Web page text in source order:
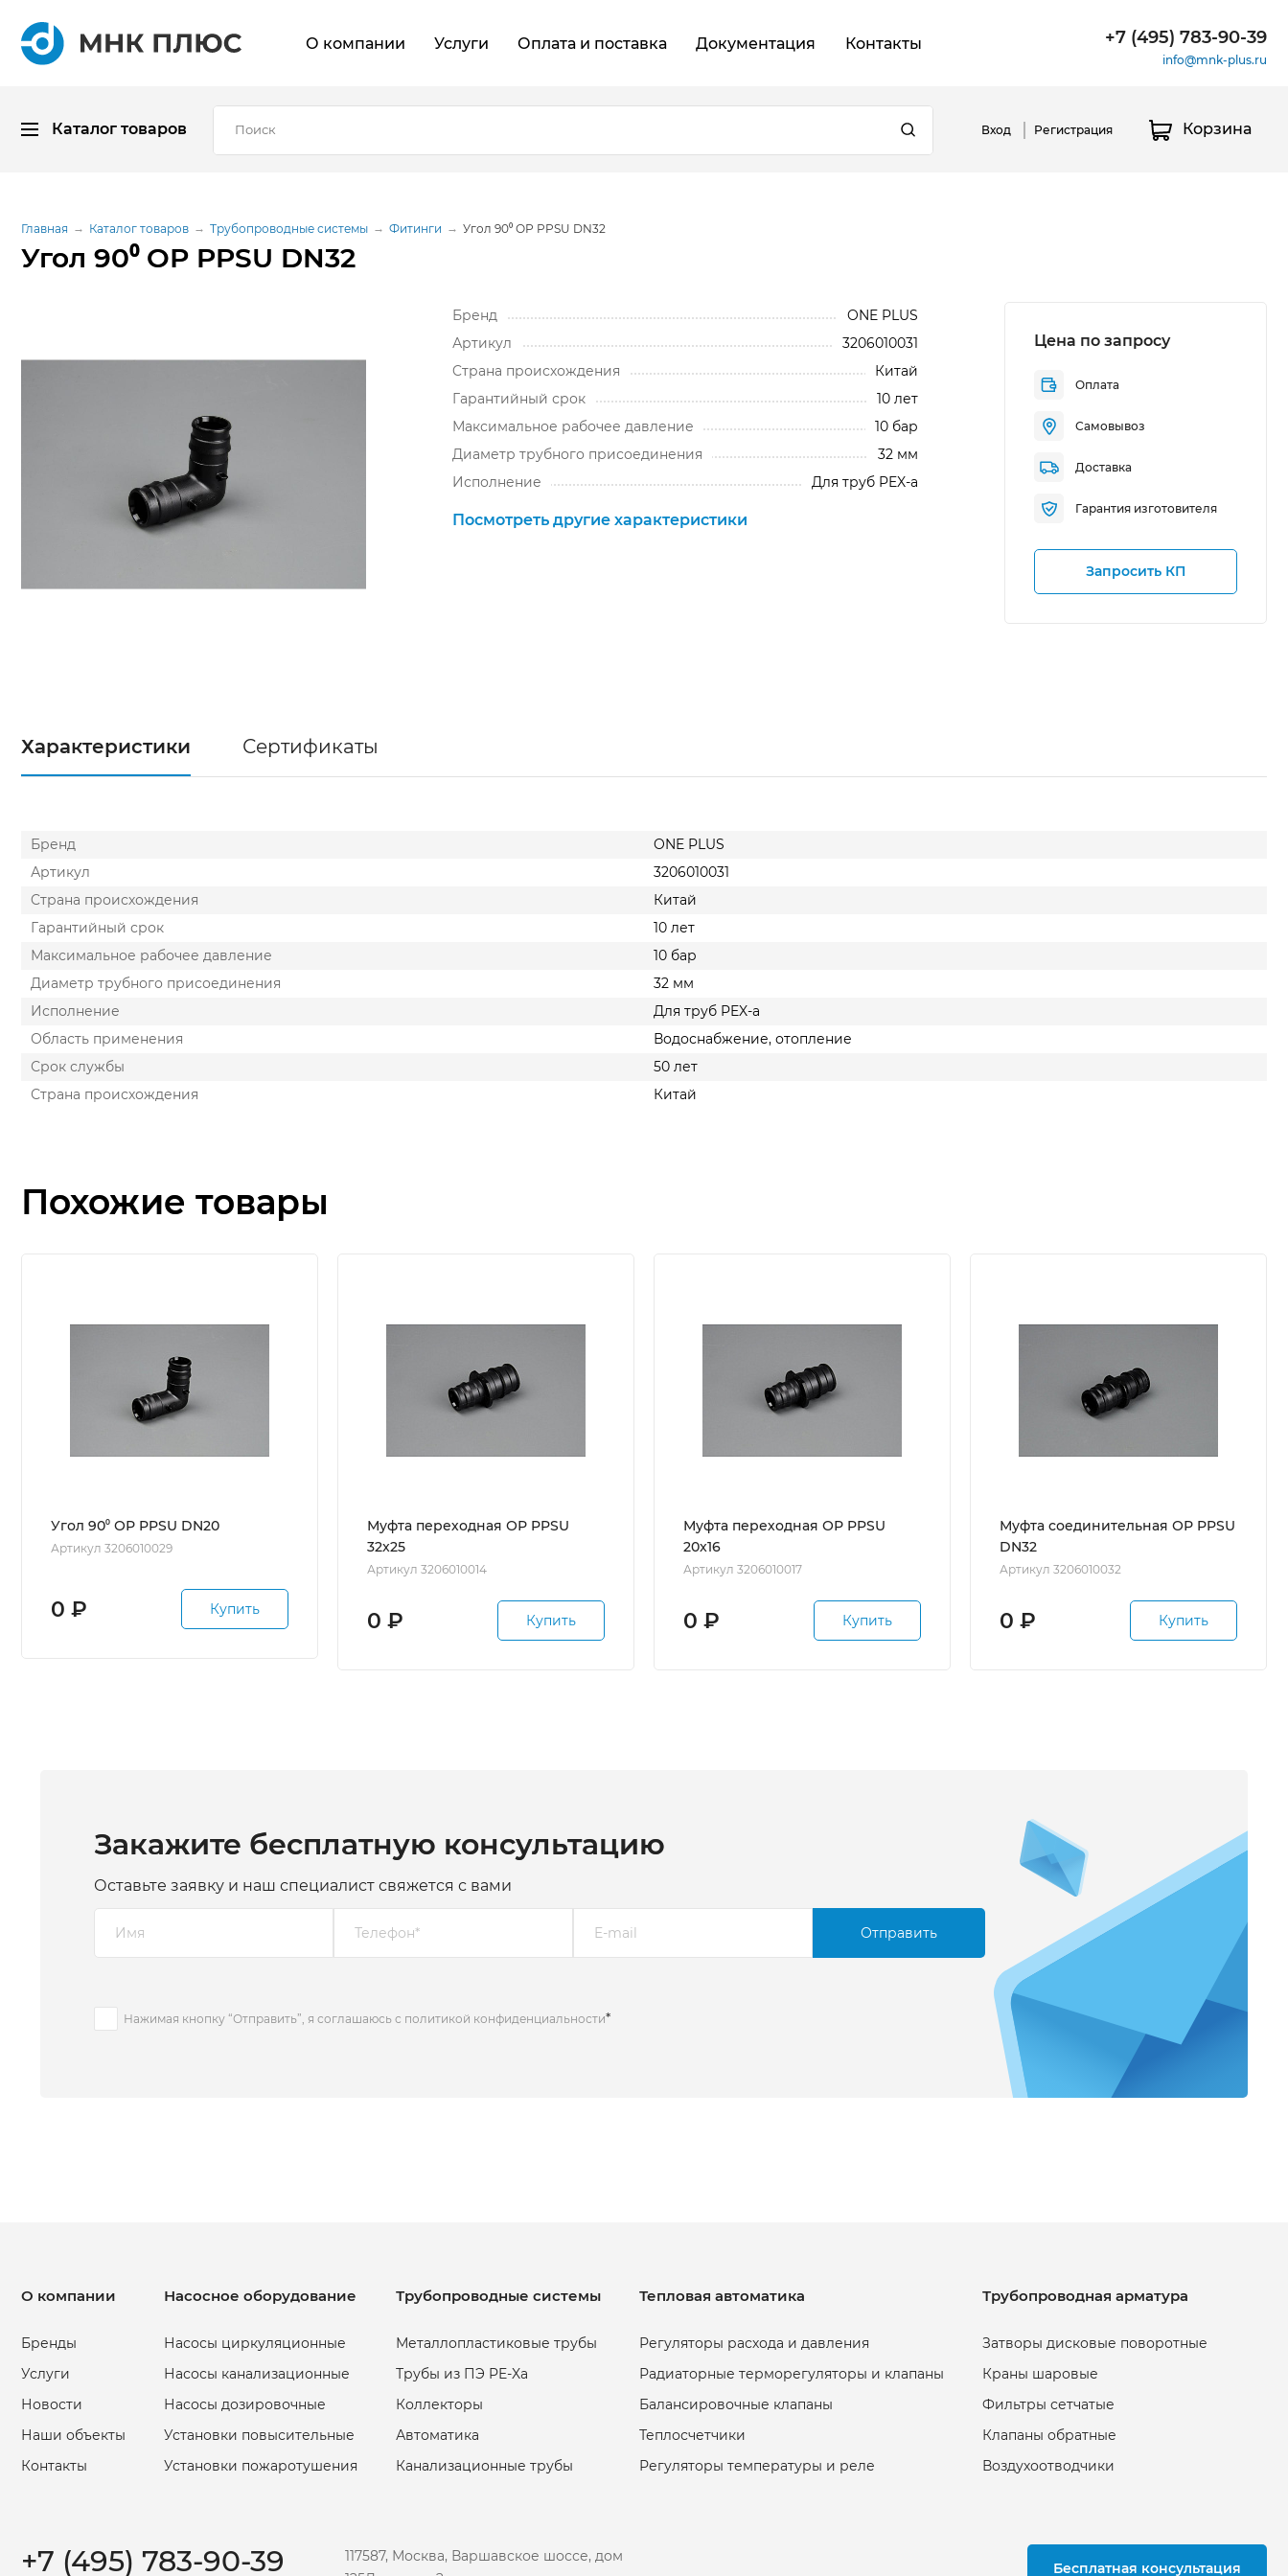
+7 (495) 783-90-39
info@mnk-plus.ru
О компании Услуги Оплата и поставка Документация Контакты
Вход Регистрация Корзина
Каталог товаров
Главная Каталог товаров Трубопроводные системы Фитинги Угол 90⁰ ОР PPSU DN32
Угол 90⁰ ОР PPSU DN32
Бренд
ONE PLUS
Артикул
3206010031
Cтрана происхождения
Китай
Гарантийный срок
10 лет
Максимальное рабочее давление
10 бар
Диаметр трубного присоединения
32 мм
Исполнение
Для труб PEX-a
Посмотреть другие характеристики
Цена по запросу
Оплата
Самовывоз
Доставка
Гарантия изготовителя
Запросить КП
Характеристики Сертификаты
Бренд
ONE PLUS
Артикул
3206010031
Cтрана происхождения
Китай
Гарантийный срок
10 лет
Максимальное рабочее давление
10 бар
Диаметр трубного присоединения
32 мм
Исполнение
Для труб PEX-a
Область применения
Водоснабжение, отопление
Срок службы
50 лет
Страна происхождения
Китай
Похожие товары
Угол 90⁰ ОР PPSU DN20
Артикул 3206010029
0 ₽ Купить
Муфта переходная ОР PPSU
32x25
Артикул 3206010014
0 ₽ Купить
Муфта переходная ОР PPSU
20x16
Артикул 3206010017
0 ₽ Купить
Муфта соединительная ОР PPSU
DN32
Артикул 3206010032
0 ₽ Купить
Закажите бесплатную консультацию
Оставьте заявку и наш специалист свяжется с вами
Отправить
Нажимая кнопку “Отправить”, я соглашаюсь с политикой конфиденциальности*
+7 (495) 783-90-39
117587, Москва, Варшавское шоссе, дом
Бесплатная консультация
О компании
Бренды
Услуги
Новости
Наши объекты
Контакты
Насосное оборудование
Насосы циркуляционные
Насосы канализационные
Насосы дозировочные
Установки повысительные
Установки пожаротушения
Трубопроводные системы
Металлопластиковые трубы
Трубы из ПЭ PE-Xa
Коллекторы
Автоматика
Канализационные трубы
Тепловая автоматика
Регуляторы расхода и давления
Радиаторные терморегуляторы и клапаны
Балансировочные клапаны
Теплосчетчики
Регуляторы температуры и реле
Трубопроводная арматура
Затворы дисковые поворотные
Краны шаровые
Фильтры сетчатые
Клапаны обратные
Воздухоотводчики